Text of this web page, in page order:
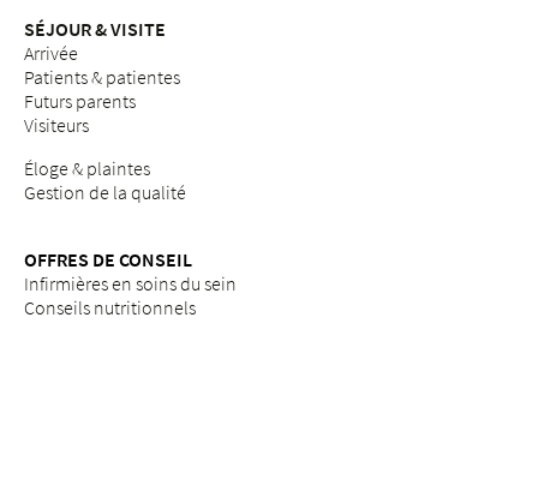
SÉJOUR & VISITE
Arrivée
Patients & patientes
Futurs parents
Visiteurs
Éloge & plaintes
Gestion de la qualité
OFFRES DE CONSEIL
Infirmières en soins du sein
Conseils nutritionnels